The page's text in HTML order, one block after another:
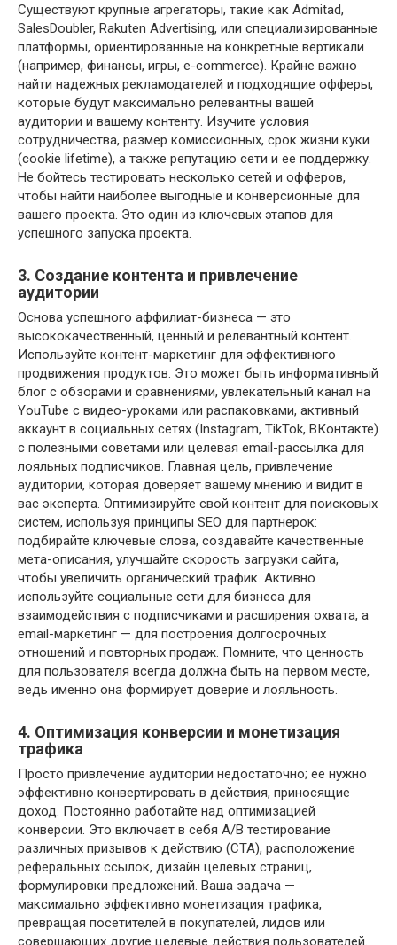
Существуют крупные агрегаторы, такие как Admitad,
SalesDoubler, Rakuten Advertising, или специализированные
платформы, ориентированные на конкретные вертикали
(например, финансы, игры, e-commerce). Крайне важно
найти надежных рекламодателей и подходящие офферы,
которые будут максимально релевантны вашей
аудитории и вашему контенту. Изучите условия
сотрудничества, размер комиссионных, срок жизни куки
(cookie lifetime), а также репутацию сети и ее поддержку.
Не бойтесь тестировать несколько сетей и офферов,
чтобы найти наиболее выгодные и конверсионные для
вашего проекта. Это один из ключевых этапов для
успешного запуска проекта.
3. Создание контента и привлечение
аудитории
Основа успешного аффилиат-бизнеса — это
высококачественный, ценный и релевантный контент.
Используйте контент-маркетинг для эффективного
продвижения продуктов. Это может быть информативный
блог с обзорами и сравнениями, увлекательный канал на
YouTube с видео-уроками или распаковками, активный
аккаунт в социальных сетях (Instagram, TikTok, ВКонтакте)
с полезными советами или целевая email-рассылка для
лояльных подписчиков. Главная цель, привлечение
аудитории, которая доверяет вашему мнению и видит в
вас эксперта. Оптимизируйте свой контент для поисковых
систем, используя принципы SEO для партнерок:
подбирайте ключевые слова, создавайте качественные
мета-описания, улучшайте скорость загрузки сайта,
чтобы увеличить органический трафик. Активно
используйте социальные сети для бизнеса для
взаимодействия с подписчиками и расширения охвата, а
email-маркетинг — для построения долгосрочных
отношений и повторных продаж. Помните, что ценность
для пользователя всегда должна быть на первом месте,
ведь именно она формирует доверие и лояльность.
4. Оптимизация конверсии и монетизация
трафика
Просто привлечение аудитории недостаточно; ее нужно
эффективно конвертировать в действия, приносящие
доход. Постоянно работайте над оптимизацией
конверсии. Это включает в себя A/B тестирование
различных призывов к действию (CTA), расположение
реферальных ссылок, дизайн целевых страниц,
формулировки предложений. Ваша задача —
максимально эффективно монетизация трафика,
превращая посетителей в покупателей, лидов или
совершающих другие целевые действия пользователей.